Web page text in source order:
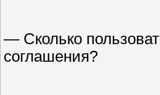
— Сколько
соглашения?